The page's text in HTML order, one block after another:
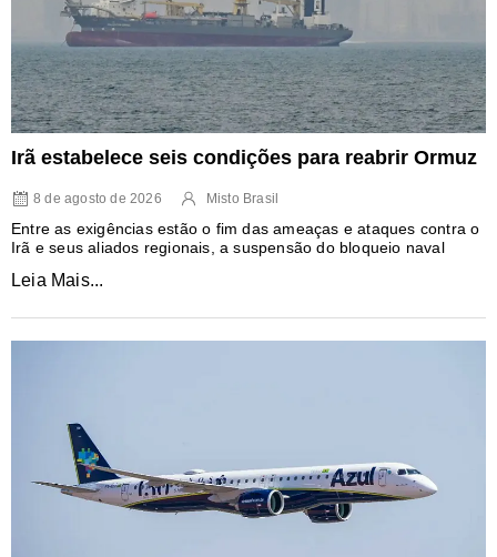
Irã estabelece seis condições para reabrir Ormuz
8 de agosto de 2026 Misto Brasil
Entre as exigências estão o fim das ameaças e ataques contra o
Irã e seus aliados regionais, a suspensão do bloqueio naval
Leia Mais...